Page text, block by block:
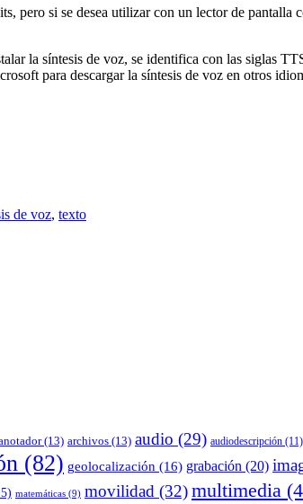
pero si se desea utilizar con un lector de
la síntesis de voz, se identifica con las siglas
para descargar la síntesis de voz en otros
de voz, texto
(13) archivos (13) audio (29) audiodescripción (11)
(82) geolocalización (16) grabación (20)
matemáticas (9) movilidad (32)multimedia